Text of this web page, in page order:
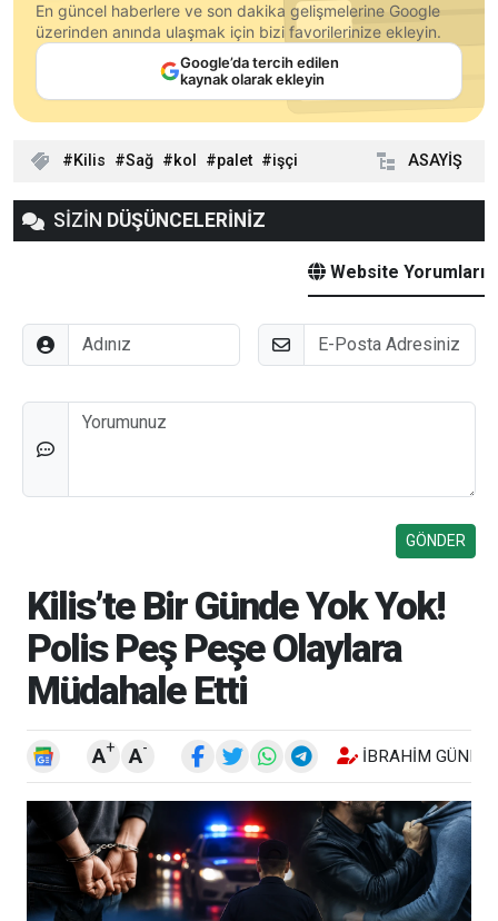
En güncel haberlere ve son dakika gelişmelerine Google
üzerinden anında ulaşmak için bizi favorilerinize ekleyin.
Google’da tercih edilen
kaynak olarak ekleyin
Kilis Sağ kol palet işçi ASAYİŞ
SİZİN DÜŞÜNCELERİNİZ
Website Yorumları
Adınız E-Posta
Düşünceleriniz
Kilis’te Bir Günde Yok Yok!
Polis Peş Peşe Olaylara
Müdahale Etti
A+ A- İBRAHIM GÜNEŞ